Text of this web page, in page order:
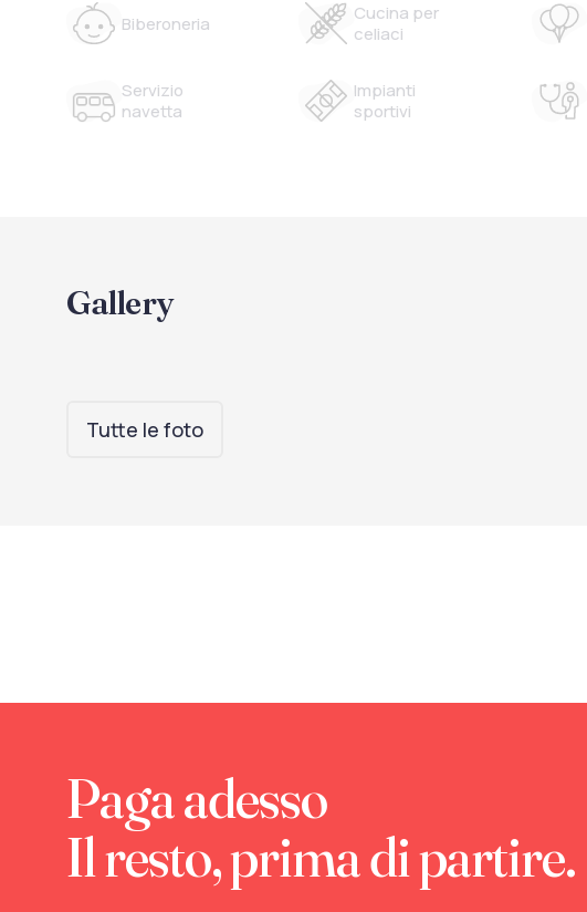
Biberoneria
Cucina per
celiaci
Servizio
navetta
Impianti
sportivi
Gallery
Tutte le foto
Paga adesso
Il resto, prima di partire.